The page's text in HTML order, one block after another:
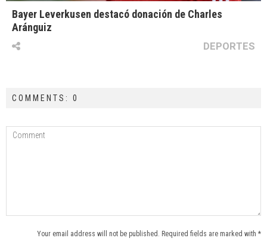
Bayer Leverkusen destacó donación de Charles
Aránguiz
DEPORTES
COMMENTS: 0
Your email address will not be published. Required fields are marked with *